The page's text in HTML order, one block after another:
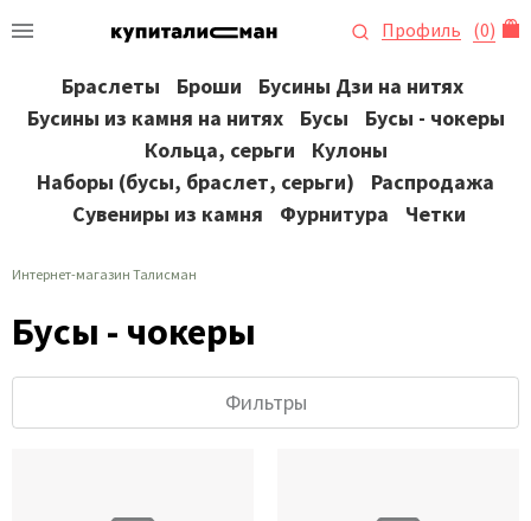
Профиль (0)
Браслеты Броши
Бусины Дзи на нитях
Бусины из камня на нитях
Бусы
Бусы - чокеры
Кольца, серьги
Кулоны
Наборы (бусы, браслет, серьги)
Распродажа
Сувениры из камня
Фурнитура Четки
Интернет-магазин Талисман
Бусы - чокеры
Фильтры